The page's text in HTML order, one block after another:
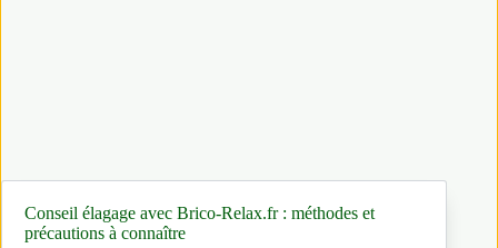
Conseil élagage avec Brico-Relax.fr : méthodes et
précautions à connaître